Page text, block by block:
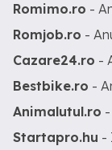
Romimo.ro -
Romjob.ro -
Cazare24.ro -
Bestbike.ro -
Animalutul.ro
Startapro.hu -